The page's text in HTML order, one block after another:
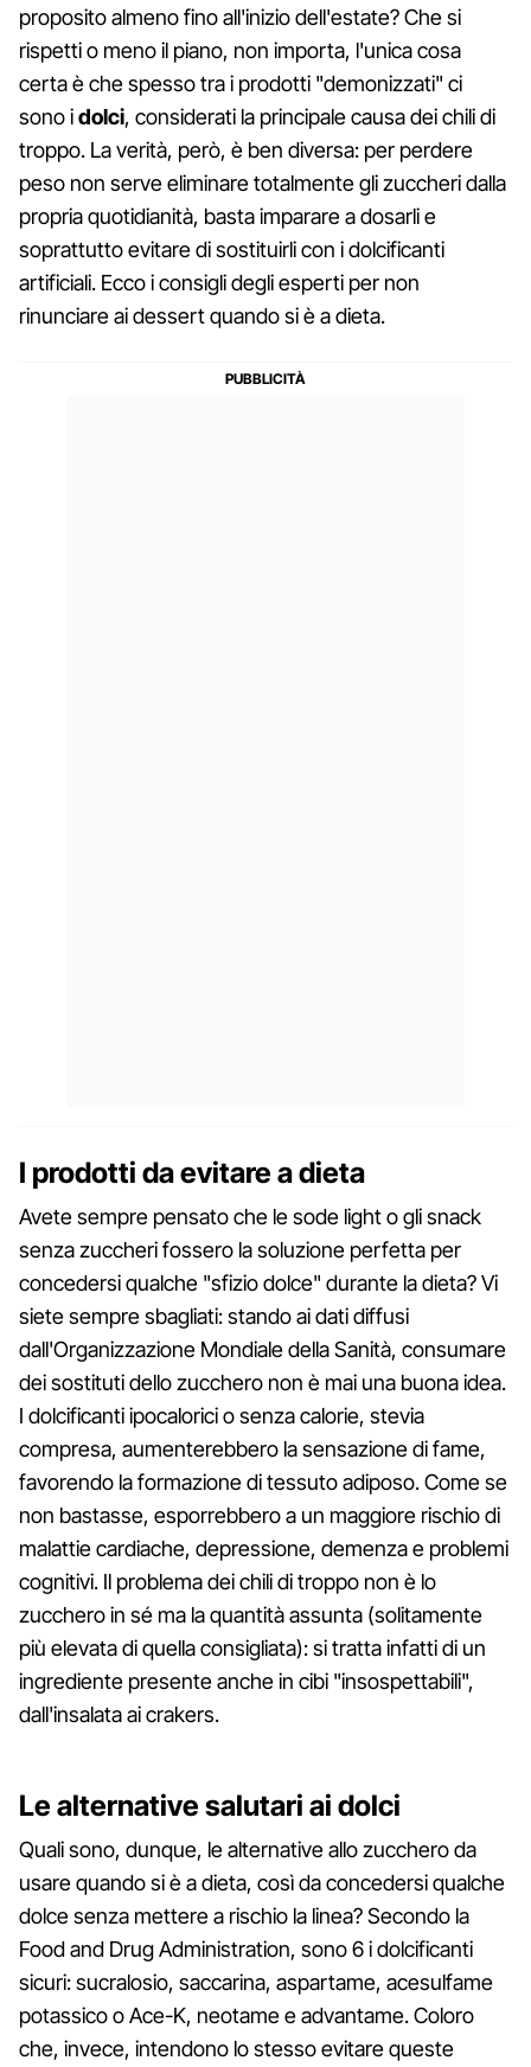
proposito almeno fino all'inizio dell'estate? Che si
rispetti o meno il piano, non importa, l'unica cosa
certa è che spesso tra i prodotti "demonizzati" ci
sono idolci, considerati la principale causa dei chili di
troppo. La verità, però, è ben diversa: per perdere
peso non serve eliminare totalmente gli zuccheri dalla
propria quotidianità, basta imparare a dosarli e
soprattutto evitare di sostituirli con i dolcificanti
artificiali. Ecco i consigli degli esperti per non
rinunciare ai dessert quando si è a dieta.
I prodotti da evitare a dieta
Avete sempre pensato che le sode light o gli snack
senza zuccheri fossero la soluzione perfetta per
concedersi qualche "sfizio dolce" durante la dieta? Vi
siete sempre sbagliati: stando ai dati diffusi
dall'Organizzazione Mondiale della Sanità, consumare
dei sostituti dello zucchero non è mai una buona idea.
I dolcificanti ipocalorici o senza calorie, stevia
compresa, aumenterebbero la sensazione di fame,
favorendo la formazione di tessuto adiposo. Come se
non bastasse, esporrebbero a un maggiore rischio di
malattie cardiache, depressione, demenza e problemi
cognitivi. Il problema dei chili di troppo non è lo
zucchero in sé ma la quantità assunta (solitamente
più elevata di quella consigliata): si tratta infatti di un
ingrediente presente anche in cibi "insospettabili",
dall'insalata ai crakers.
Le alternative salutari ai dolci
Quali sono, dunque, le alternative allo zucchero da
usare quando si è a dieta, così da concedersi qualche
dolce senza mettere a rischio la linea? Secondo la
Food and Drug Administration, sono 6 i dolcificanti
sicuri: sucralosio, saccarina, aspartame, acesulfame
potassico o Ace-K, neotame e advantame. Coloro
che, invece, intendono lo stesso evitare queste